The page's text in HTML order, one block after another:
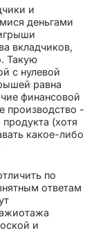
и
деньгами
вкладчиков,
Такую
с нулевой
равна
финансовой
производство -
(хотя
какое-либо
по
ответам
и